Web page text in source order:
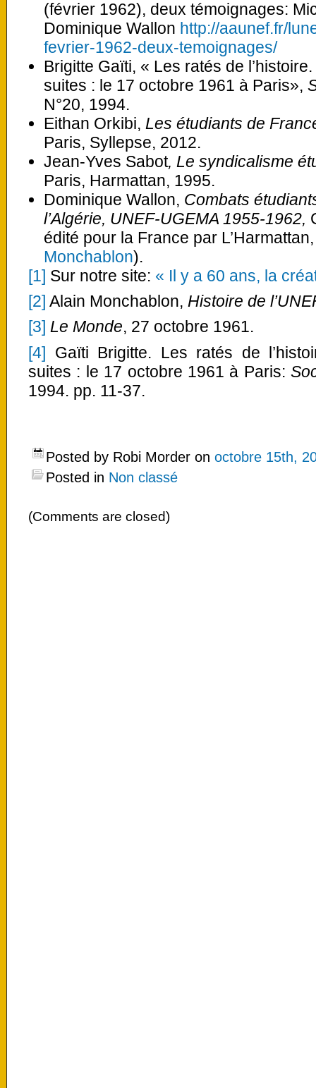
(février 1962), deux témoignages:
Dominique Wallon http://aaunef.fr/
fevrier-1962-deux-temoignages/
Brigitte Gaïti, « Les ratés de
suites : le 17 octobre 1961 à Paris»,
N°20, 1994.
Eithan Orkibi, Les étudiants de
Paris, Syllepse, 2012.
Jean-Yves Sabot, Le syndicalisme
Paris, Harmattan, 1995.
Dominique Wallon, Combats
l’Algérie, UNEF-UGEMA 1955-1962,
édité pour la France par
Monchablon).
[1] Sur notre site: « Il y a 60 ans, la
[2] Alain Monchablon, Histoire de
[3] Le Monde, 27 octobre 1961.
[4] Gaïti Brigitte. Les ratés de
suites : le 17 octobre 1961 à Paris:
1994. pp. 11-37.
Posted by Robi Morder on octobre 15th,
Posted in Non classé
(Comments are closed)